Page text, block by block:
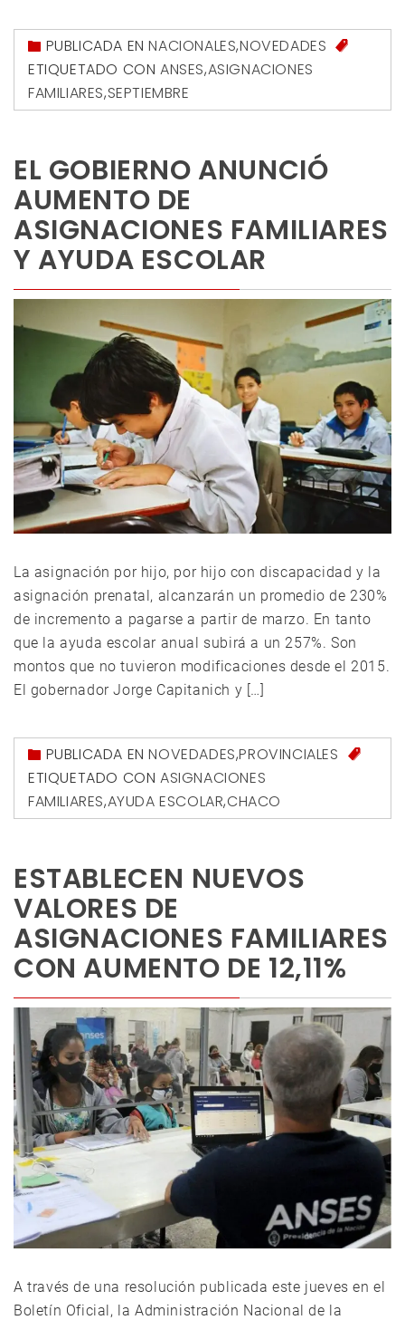
PUBLICADA ENNACIONALES,NOVEDADES
ETIQUETADO CON ANSES,ASIGNACIONES
FAMILIARES,SEPTIEMBRE
EL GOBIERNO ANUNCIÓ
AUMENTO DE
ASIGNACIONES FAMILIARES
Y AYUDA ESCOLAR
La asignación por hijo, por hijo con discapacidad y la
asignación prenatal, alcanzarán un promedio de 230%
de incremento a pagarse a partir de marzo. En tanto
que la ayuda escolar anual subirá a un 257%. Son
montos que no tuvieron modificaciones desde el 2015.
El gobernador Jorge Capitanich y […]
PUBLICADA ENNOVEDADES,PROVINCIALES
ETIQUETADO CON ASIGNACIONES
FAMILIARES,AYUDA ESCOLAR,CHACO
ESTABLECEN NUEVOS
VALORES DE
ASIGNACIONES FAMILIARES
CON AUMENTO DE 12,11%
A través de una resolución publicada este jueves en el
Boletín Oficial, la Administración Nacional de la